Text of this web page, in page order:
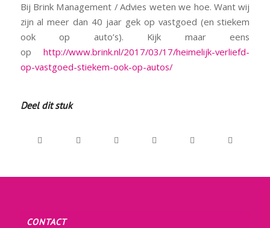
Bij Brink Management / Advies weten we hoe. Want wij
zijn al meer dan 40 jaar gek op vastgoed (en stiekem
ook op auto’s). Kijk maar eens
ophttp://www.brink.nl/2017/03/17/heimelijk-verliefd-
op-vastgoed-stiekem-ook-op-autos/
Deel dit stuk
CONTACT